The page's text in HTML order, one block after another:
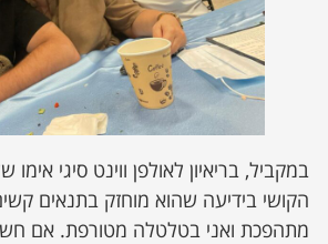
במקביל, בריאיון לאולפן ווינט סיגי
הקושי בידיעה שהוא מוחזק בתנאים
מתהפכת ואני בטלטלה מטורפת. אם